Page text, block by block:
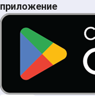
приложение